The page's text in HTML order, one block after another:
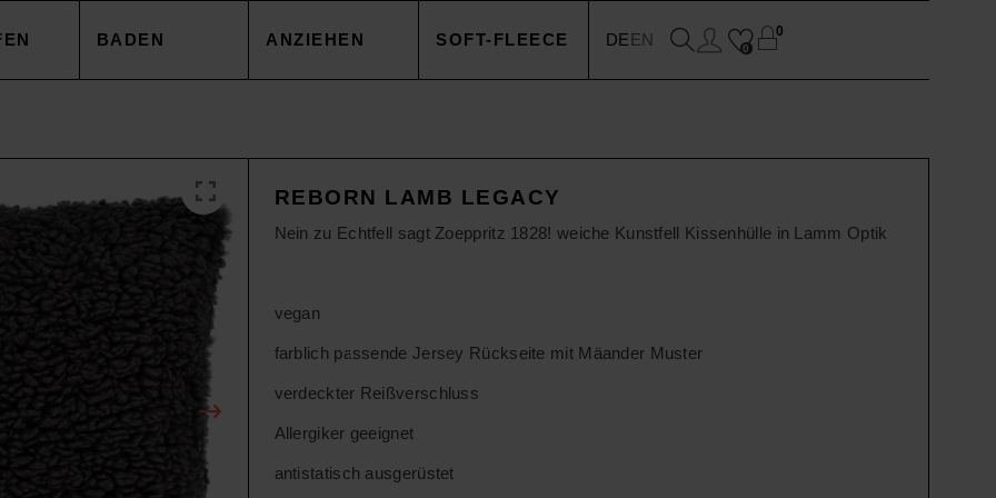
BADEN
ACCESSOIRES
ANZIEHEN
CAPES & MÄNTEL
ACCESSOIRES
SALE
SOFT-FLEECE
KISSEN
TOPS
DEEN 0
0
REBORN LAMB LEGACY
Nein zu Echtfell sagt Zoeppritz 1828! weiche Kunstfell Kissenhülle in Lamm Optik
vegan
farblich passende Jersey Rückseite mit Mäander Muster
verdeckter Reißverschluss
Allergiker geeignet
antistatisch ausgerüstet